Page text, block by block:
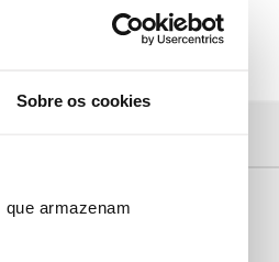
Sobre os cookies
armazenam